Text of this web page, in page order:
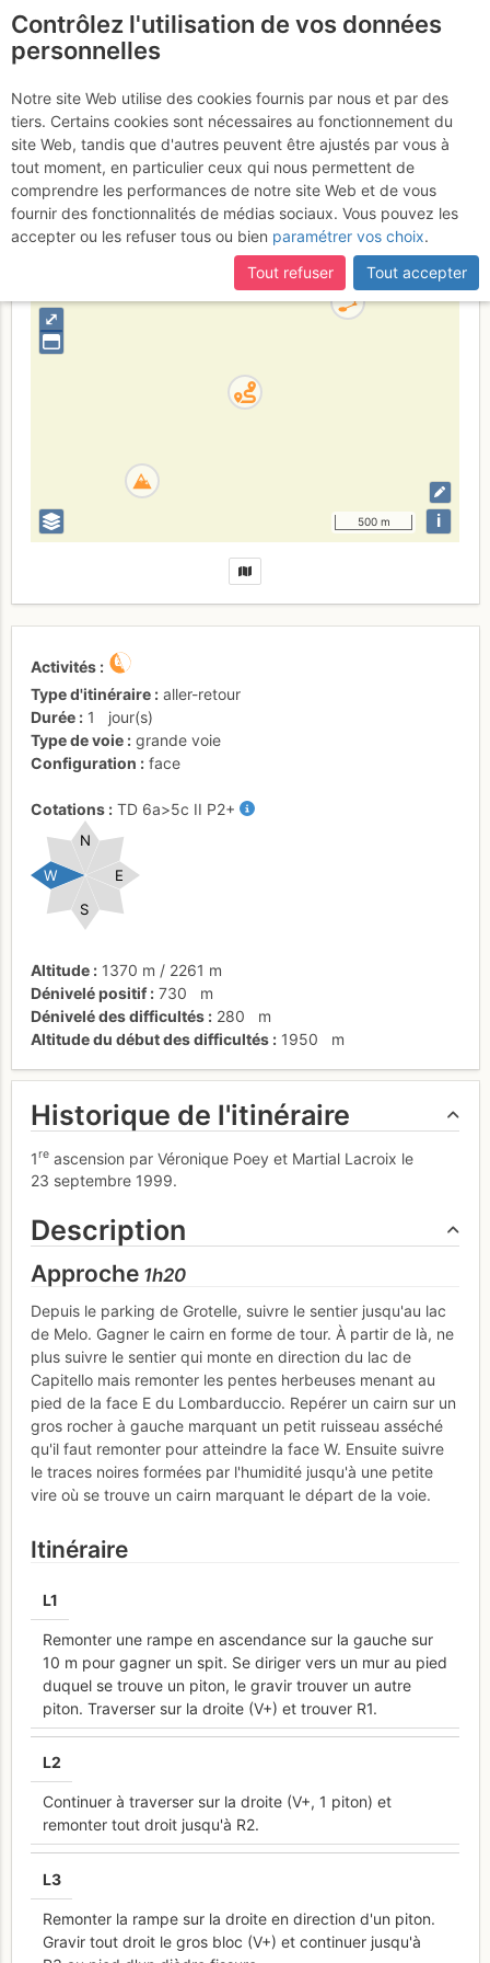
Lombarducciu : Les
Choucas
France Haute-Corse Corse
⤢
500 m i
Activités
Type d'itinéraire
aller-retour
Durée
1
jour(s)
Type de voie
grande voie
Configuration
face
Cotations TD 6a>5c II P2+
E
W
S
N
Altitude 1370 m / 2261 m
Dénivelé positif
730
m
Dénivelé des difficultés
280
m
Altitude du début des difficultés
1950 m
Historique de l'itinéraire
1re ascension par Véronique Poey et Martial Lacroix le
23 septembre 1999.
Description
Approche 1h20
Depuis le parking de Grotelle, suivre le sentier jusqu'au lac
de Melo. Gagner le cairn en forme de tour. À partir de là, ne
plus suivre le sentier qui monte en direction du lac de
Capitello mais remonter les pentes herbeuses menant au
pied de la face E du Lombarduccio. Repérer un cairn sur un
gros rocher à gauche marquant un petit ruisseau asséché
qu'il faut remonter pour atteindre la face W. Ensuite suivre
le traces noires formées par l'humidité jusqu'à une petite
vire où se trouve un cairn marquant le départ de la voie.
Itinéraire
L1
Remonter une rampe en ascendance sur la gauche sur
10 m pour gagner un spit. Se diriger vers un mur au pied
duquel se trouve un piton, le gravir trouver un autre
piton. Traverser sur la droite (V+) et trouver R1.
L2
Continuer à traverser sur la droite (V+, 1 piton) et
remonter tout droit jusqu'à R2.
L3
Remonter la rampe sur la droite en direction d'un piton.
Gravir tout droit le gros bloc (V+) et continuer jusqu'à
Contrôlez l'utilisation de vos données
personnelles
Notre site Web utilise des cookies fournis par nous et par des
tiers. Certains cookies sont nécessaires au fonctionnement du
site Web, tandis que d'autres peuvent être ajustés par vous à
tout moment, en particulier ceux qui nous permettent de
comprendre les performances de notre site Web et de vous
fournir des fonctionnalités de médias sociaux. Vous pouvez les
accepter ou les refuser tous ou bien paramétrer vos choix.
Tout refuser
Tout accepter